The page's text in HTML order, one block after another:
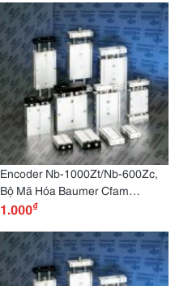
Encoder Nb-1000Zt/Nb-600Zc,
Bộ Mã Hóa Baumer Cfam
12N1600/S14, Elco Eb58W10-
Xung 10 Mm
1.000₫